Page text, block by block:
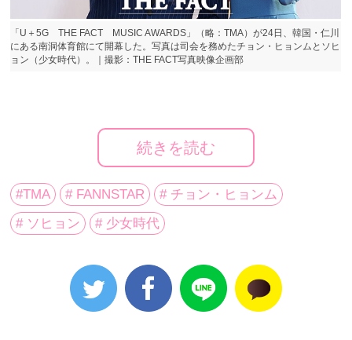
「U＋5G THE FACT MUSIC AWARDS」（略：TMA）が24日、韓国・仁川
にある南洞体育館にて開幕した。写真は司会を務めたチョン・ヒョンムとソヒ
ョン（少女時代）。｜撮影：THE FACT写真映像企画部
が主催し、韓国アーティストランキング・FAN N
STAR（読み：ペンエンスタ）が主管する音楽祭「U＋
5G THE FACT MUSIC AWARDS」（略：TMA）が24
日、韓国・仁川にある南洞体育館にて行われた。
FAN N STARによるオンラインアワードを今年オフライ
ンにて初開催した「TMA」は、BTS（防弾少年団）を
はじめ、TWICE、Red Velvet、MAMAMOO、iKON、
続きを読む
#TMA # FANNSTAR
# チョン・ヒョンム
# ソヒョン
# 少女時代